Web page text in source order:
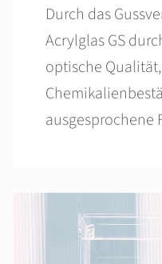
Durch das
Acrylglas GS
optische
ausgesprochene